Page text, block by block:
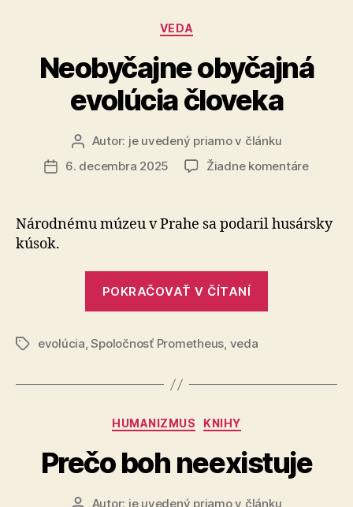
Kategórie
VEDA
Neobyčajne obyčajná
evolúcia človeka
Autor
článku
Autor: je uvedený priamo v článku
Dátum
6. decembra 2025 Žiadne komentárena
človeka
Národnému múzeu v Prahe sa podaril husársky
kúsok.
POKRAČOVAŤ V ČÍTANÍ
Značkyevolúcia,Spoločnosť Prometheus, veda
Kategórie
HUMANIZMUS KNIHY
Prečo boh neexistuje
AutorAutor: je uvedený priamo v článku